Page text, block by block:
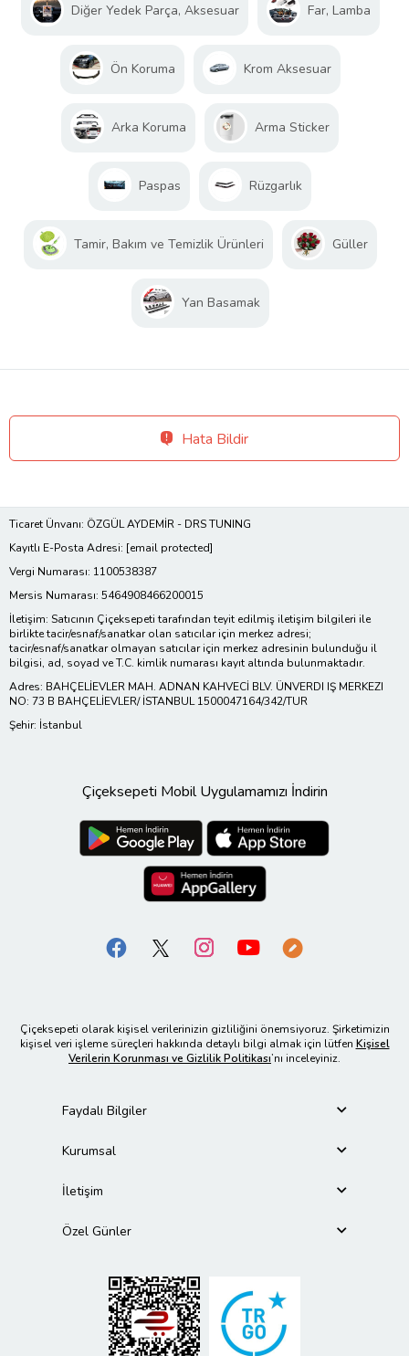
Diğer Yedek Parça, Aksesuar Far, Lamba
Ön Koruma Krom Aksesuar
Arka Koruma Arma Sticker
Paspas Rüzgarlık
Tamir, Bakım ve Temizlik Ürünleri Güller
Yan Basamak
Hata Bildir
Ticaret Ünvanı: ÖZGÜL AYDEMİR - DRS TUNING
Kayıtlı E-Posta Adresi: [email protected]
Vergi Numarası: 1100538387
Mersis Numarası: 5464908466200015
İletişim: Satıcının Çiçeksepeti tarafından teyit edilmiş iletişim bilgileri ile
birlikte tacir/esnaf/sanatkar olan satıcılar için merkez adresi;
tacir/esnaf/sanatkar olmayan satıcılar için merkez adresinin bulunduğu il
bilgisi, ad, soyad ve T.C. kimlik numarası kayıt altında bulunmaktadır.
Adres: BAHÇELİEVLER MAH. ADNAN KAHVECİ BLV. ÜNVERDI IŞ MERKEZI
NO: 73 B BAHÇELİEVLER/ İSTANBUL 1500047164/342/TUR
Şehir: İstanbul
Çiçeksepeti Mobil Uygulamamızı İndirin
Çiçeksepeti olarak kişisel verilerinizin gizliliğini önemsiyoruz. Şirketimizin
kişisel veri işleme süreçleri hakkında detaylı bilgi almak için lütfen Kişisel
Verilerin Korunması ve Gizlilik Politikası’nı inceleyiniz.
Faydalı Bilgiler
Kurumsal
İletişim
Özel Günler